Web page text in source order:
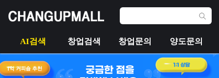
AI검색 창업검색 창업문의 양도문의